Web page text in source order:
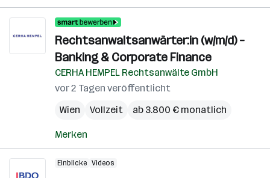
Rechtsanwaltsanwärter:in (w/m/d) –
Banking & Corporate Finance
CERHA HEMPEL Rechtsanwälte GmbH
vor 2 Tagen veröffentlicht
Wien
Vollzeit ab 3.800 € monatlich
Merken
Einblicke Videos